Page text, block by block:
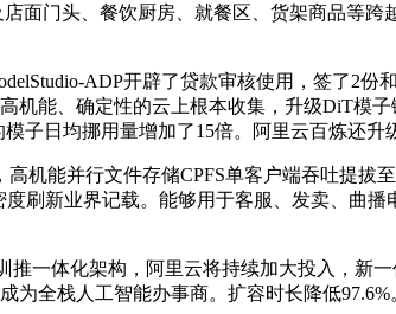
门头、餐饮厨房、就餐区、货架商品等跨
ADP开辟了贷款审核使用，签了2份和
机能、确定性的云上根本收集，升级DiT模
日均挪用量增加了15倍。阿里云百炼还升
能并行文件存储CPFS单客户端吞吐提拔
刷新业界记载。能够用于客服、发卖、曲
体化架构，阿里云将持续加大投入，新
全栈人工智能办事商。扩容时长降低97.6%